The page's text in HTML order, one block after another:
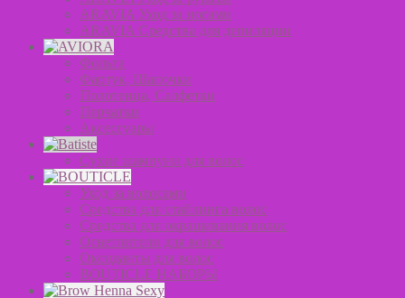
ARAVIA Уход за ногами
ARAVIA Средства для депиляции
Фольга
Фартук, Шапочки
Полотенца, Салфетки
Перчатки
Аксессуары
Сухие шампуни для волос
Уход за волосами
Средства для стайлинга волос
Средства для окрашивания волос
Осветлители для волос
Оксиданты для волос
BOUTICLE НАБОРЫ